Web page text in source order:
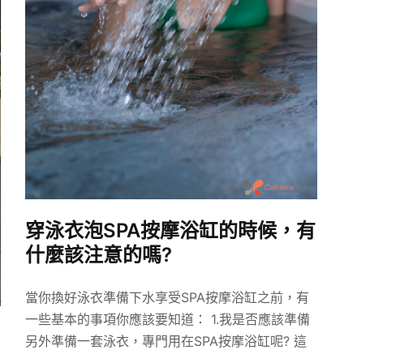
穿泳衣泡SPA按摩浴缸的時候，有
什麼該注意的嗎?
當你換好泳衣準備下水享受SPA按摩浴缸之前，有
一些基本的事項你應該要知道： 1.我是否應該準備
另外準備一套泳衣，專門用在SPA按摩浴缸呢? 這